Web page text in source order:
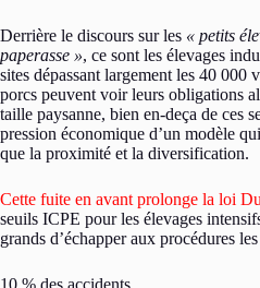
Derrière le discours sur les « petits
paperasse », ce sont les élevages
sites dépassant largement les 40
porcs peuvent voir leurs obligations
taille paysanne, bien en-deça de ces
pression économique d’un modèle
que la proximité et la diversification.
Cette fuite en avant prolonge la loi
seuils ICPE pour les élevages
grands d’échapper aux procédures
10 % des accidents